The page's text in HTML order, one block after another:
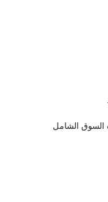
السوق الشامل